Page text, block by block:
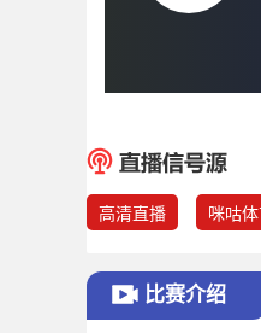
高清直播 咪咕
比赛介绍